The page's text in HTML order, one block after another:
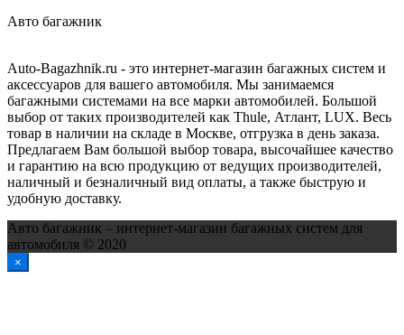
Авто багажник
Auto-Bagazhnik.ru - это интернет-магазин багажных систем и
аксессуаров для вашего автомобиля. Мы занимаемся
багажными системами на все марки автомобилей. Большой
выбор от таких производителей как Thule, Атлант, LUX. Весь
товар в наличии на складе в Москве, отгрузка в день заказа.
Предлагаем Вам большой выбор товара, высочайшее качество
и гарантию на всю продукцию от ведущих производителей,
наличный и безналичный вид оплаты, а также быструю и
удобную доставку.
Авто багажник – интернет-магазин багажных систем для
автомобиля © 2020
×